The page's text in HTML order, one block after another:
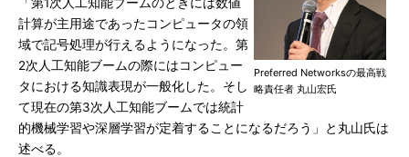
Preferred Networksの最高戦
略責任者 丸山宏氏
計算が主用途であったコンピュータの領
域で記号処理が行えるようになった。第
2次人工知能ブームの際にはコンピュー
タにおける知識表現が一般化した。そし
て現在の第3次人工知能ブームでは統計
的機械学習や深層学習が定着することになるだろう」と丸山氏は
述べる。